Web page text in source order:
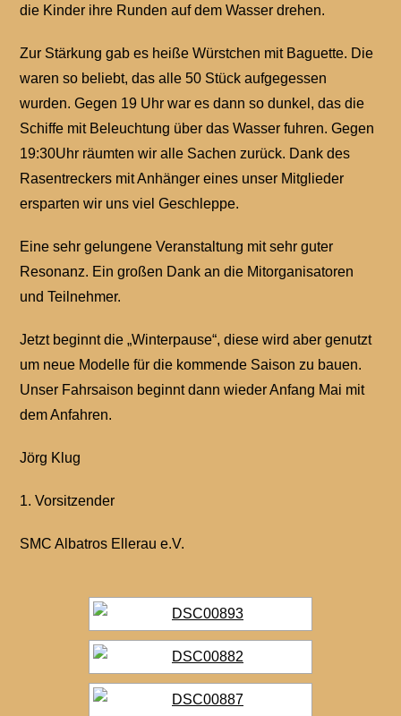
die Kinder ihre Runden auf dem Wasser drehen.
Zur Stärkung gab es heiße Würstchen mit Baguette. Die
waren so beliebt, das alle 50 Stück aufgegessen
wurden. Gegen 19 Uhr war es dann so dunkel, das die
Schiffe mit Beleuchtung über das Wasser fuhren. Gegen
19:30Uhr räumten wir alle Sachen zurück. Dank des
Rasentreckers mit Anhänger eines unser Mitglieder
ersparten wir uns viel Geschleppe.
Eine sehr gelungene Veranstaltung mit sehr guter
Resonanz. Ein großen Dank an die Mitorganisatoren
und Teilnehmer.
Jetzt beginnt die „Winterpause“, diese wird aber genutzt
um neue Modelle für die kommende Saison zu bauen.
Unser Fahrsaison beginnt dann wieder Anfang Mai mit
dem Anfahren.
Jörg Klug
1. Vorsitzender
SMC Albatros Ellerau e.V.